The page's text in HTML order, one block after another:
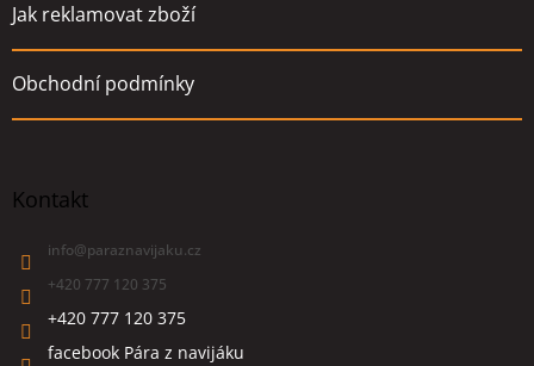
Jak reklamovat zboží
Obchodní podmínky
Kontakt
info@paraznavijaku.cz
+420 777 120 375
+420 777 120 375
facebook Pára z navijáku